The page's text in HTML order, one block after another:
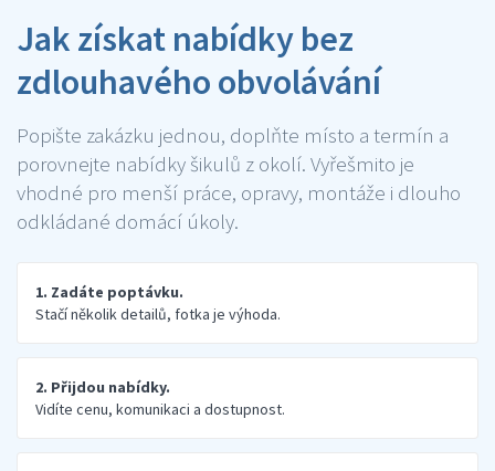
Jak získat nabídky bez
zdlouhavého obvolávání
Popište zakázku jednou, doplňte místo a termín a
porovnejte nabídky šikulů z okolí. Vyřešmito je
vhodné pro menší práce, opravy, montáže i dlouho
odkládané domácí úkoly.
1. Zadáte poptávku.
Stačí několik detailů, fotka je výhoda.
2. Přijdou nabídky.
Vidíte cenu, komunikaci a dostupnost.